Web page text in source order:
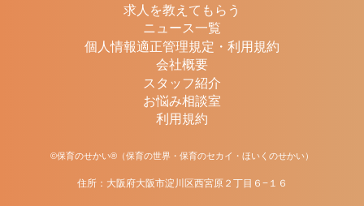
求人を教えてもらう
ニュース一覧
個人情報適正管理規定・利用規約
会社概要
スタッフ紹介
お悩み相談室
利用規約
©保育のせかい®（保育の世界・保育のセカイ・ほいくのせかい）
住所：大阪府大阪市淀川区西宮原２丁目６−１６